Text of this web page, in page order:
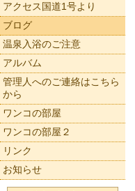
アクセス国道1号より
ブログ
温泉入浴のご注意
アルバム
管理人へのご連絡はこちら
から
ワンコの部屋
ワンコの部屋２
リンク
お知らせ